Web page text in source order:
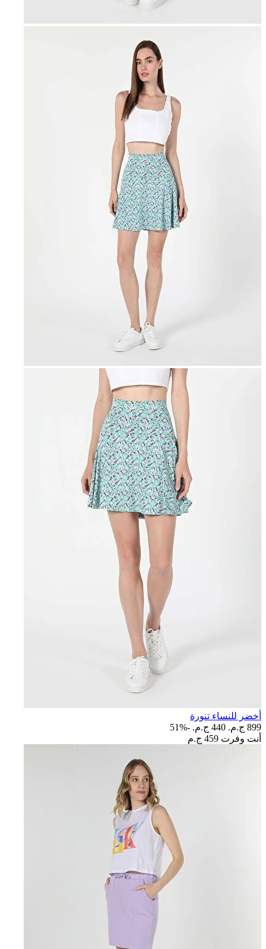
أخضر للنساء تنورة
899 ج.م.‏
440 ج.م.‏
-51%
أنت وفرت 459 ج.م